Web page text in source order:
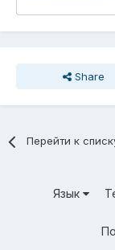
Share
Перейти к
Язык